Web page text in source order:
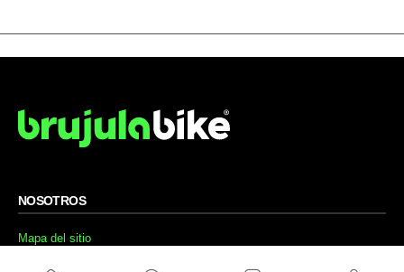
NOSOTROS
Mapa del sitio